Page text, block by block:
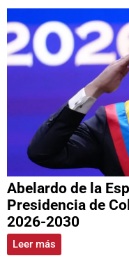
Abelardo de la
Presidencia de
2026-2030
Leer más